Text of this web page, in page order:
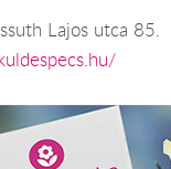
Lajos utca 85.